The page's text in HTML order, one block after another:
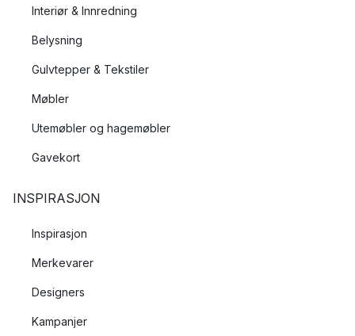
Interiør & Innredning
Belysning
Gulvtepper & Tekstiler
Møbler
Utemøbler og hagemøbler
Gavekort
INSPIRASJON
Inspirasjon
Merkevarer
Designers
Kampanjer